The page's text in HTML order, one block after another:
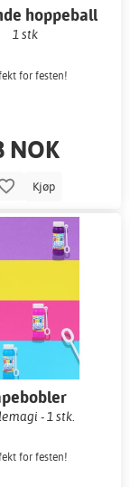
hoppeball
1 stk
for festen!
NOK
Kjøp
- 1 stk.
for festen!